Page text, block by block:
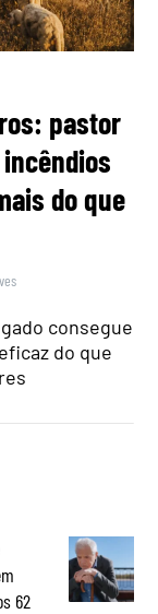
pastor
do que
consegue
do que
62